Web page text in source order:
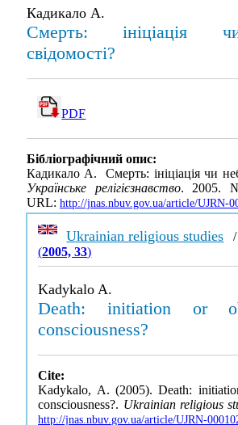
Кадикало А.
Смерть: ініціація
свідомості?
PDF
Бібліографічний опис:
Кадикало А. Смерть: ініціація чи
Українське релігієзнавство. 2005.
URL: http://jnas.nbuv.gov.ua/article/UJRN-
Ukrainian religious studies
(2005, 33)
Kadykalo A.
Death: initiation or
consciousness?
Cite:
Kadykalo, A. (2005). Death:
consciousness?. Ukrainian religious
http://jnas.nbuv.gov.ua/article/UJRN-